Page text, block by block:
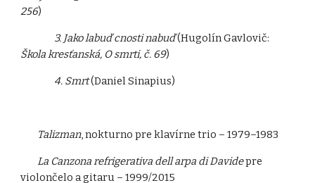
256)
3. Jako labuď cnosti nabuď(Hugolín Gavlovič:
Škola kresťanská, O smrti, č. 69)
4. Smrt(Daniel Sinapius)
Talizman, nokturno pre klavírne trio – 1979–1983
La Canzona refrigerativa dell arpa di Davidepre
violončelo a gitaru – 1999/2015